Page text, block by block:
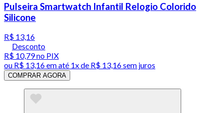
Pulseira Smartwatch Infantil Relogio Colorido
Silicone
R$ 13,16
Desconto
R$ 10,79no PIX
ou R$ 13,16em até 1x de R$ 13,16sem juros
COMPRAR AGORA